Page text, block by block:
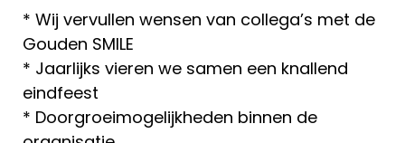
* Wij vervullen wensen van collega’s met de
Gouden SMILE
* Jaarlijks vieren we samen een knallend
eindfeest
* Doorgroeimogelijkheden binnen de